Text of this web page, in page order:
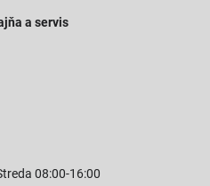
a servis
08:00-16:00